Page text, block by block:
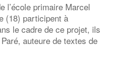
l’école primaire Marcel
(18) participent à
le cadre de ce projet, ils
auteure de textes de